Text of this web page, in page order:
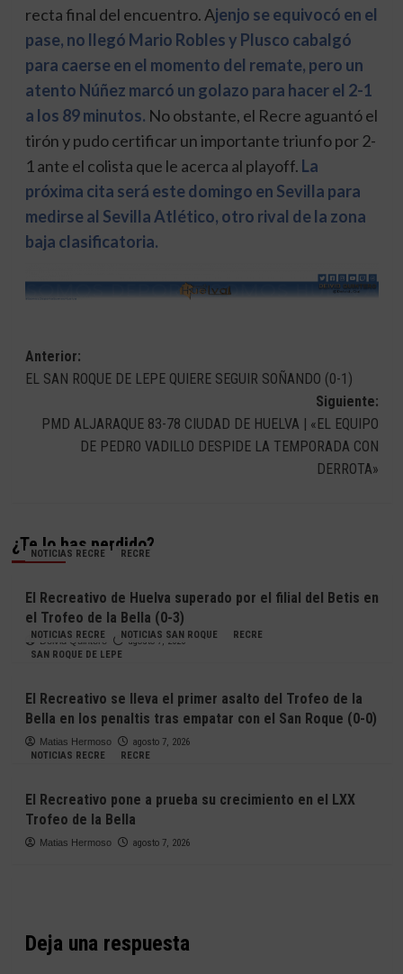
recta final del encuentro. Ajenjo se equivocó en el
pase, no llegó Mario Robles y Plusco cabalgó
para caerse en el momento del remate, pero un
atento Núñez marcó un golazo para hacer el 2-1
a los 89 minutos. No obstante, el Recre aguantó el
tirón y pudo certificar un importante triunfo por 2-
1 ante el colista que le acerca al playoff. La
próxima cita será este domingo en Sevilla para
medirse al Sevilla Atlético, otro rival de la zona
baja clasificatoria.
Navegación
de
entradas
Anterior:
EL SAN ROQUE DE LEPE QUIERE SEGUIR SOÑANDO (0-1)
Siguiente:
PMD ALJARAQUE 83-78 CIUDAD DE HUELVA | «EL EQUIPO
DE PEDRO VADILLO DESPIDE LA TEMPORADA CON
DERROTA»
¿Te lo has perdido?
NOTICIAS RECRE RECRE
El Recreativo de Huelva superado por el filial del Betis en
el Trofeo de la Bella (0-3)
Deivid Quintero agosto 7, 2026
NOTICIAS RECRE NOTICIAS SAN ROQUE
RECRE
SAN ROQUE DE LEPE
El Recreativo se lleva el primer asalto del Trofeo de la
Bella en los penaltis tras empatar con el San Roque (0-0)
Matias Hermoso
agosto 7, 2026
NOTICIAS RECRE
RECRE
El Recreativo pone a prueba su crecimiento en el LXX
Trofeo de la Bella
Matias Hermoso agosto 7, 2026
Deja una respuesta